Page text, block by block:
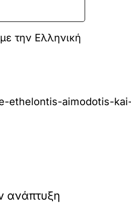
την Ελληνική
ethelontis-aimodotis-
ανάπτυξη